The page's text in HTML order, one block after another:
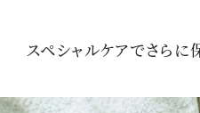
スペシャルケアでさらに